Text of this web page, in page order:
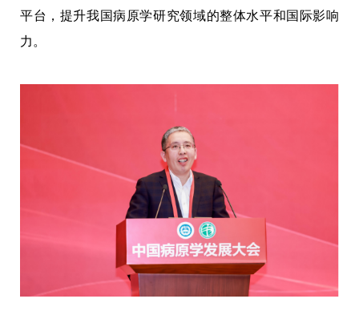
平台，提升我国病原学研究领域的整体水平和国际影响
力。